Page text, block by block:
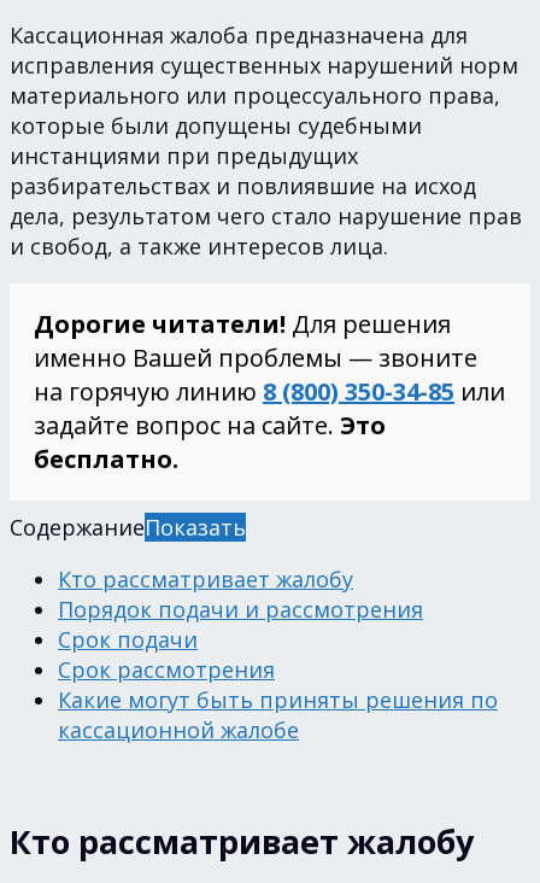
Кассационная жалоба предназначена для
исправления существенных нарушений норм
материального или процессуального права,
которые были допущены судебными
инстанциями при предыдущих
разбирательствах и повлиявшие на исход
дела, результатом чего стало нарушение прав
и свобод, а также интересов лица.
Дорогие читатели! Для решения
именно Вашей проблемы — звоните
на горячую линию 8 (800) 350-34-85 или
задайте вопрос на сайте. Это
бесплатно.
СодержаниеПоказать
Кто рассматривает жалобу
Порядок подачи и рассмотрения
Срок подачи
Срок рассмотрения
Какие могут быть приняты решения по
кассационной жалобе
Кто рассматривает жалобу